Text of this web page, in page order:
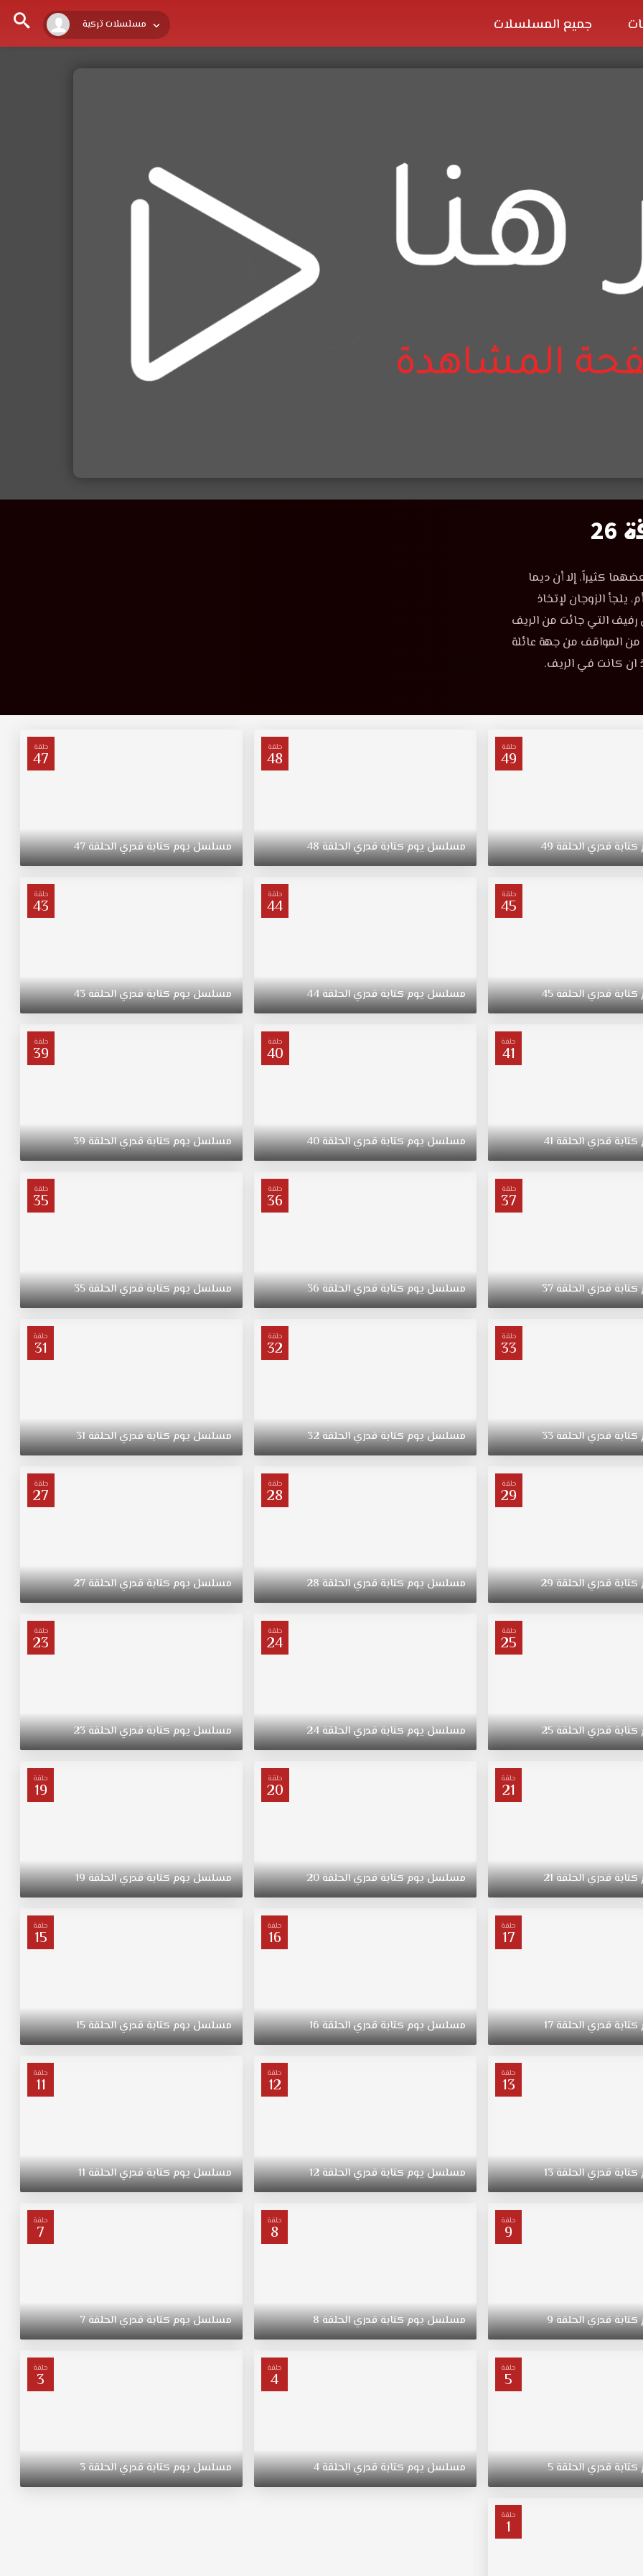
مسلسلات تركية جميع المسلسلات
كثيراً، إلا أن ديما
الزوجان لإتخاذ
رفيف التي جائت من الريف
من المواقف من جهة عائلة
ان كانت في الريف.
حلقة
49
كتابةقدريالحلقة49
حلقة
48
مسلسليومكتابةقدريالحلقة48
حلقة
47
مسلسليومكتابةقدريالحلقة47
حلقة
45
كتابةقدريالحلقة45
حلقة
44
مسلسليومكتابةقدريالحلقة44
حلقة
43
مسلسليومكتابةقدريالحلقة43
حلقة
41
كتابةقدريالحلقة41
حلقة
40
مسلسليومكتابةقدريالحلقة40
حلقة
39
مسلسليومكتابةقدريالحلقة39
حلقة
37
كتابةقدريالحلقة37
حلقة
36
مسلسليومكتابةقدريالحلقة36
حلقة
35
مسلسليومكتابةقدريالحلقة35
حلقة
33
كتابةقدريالحلقة33
حلقة
32
مسلسليومكتابةقدريالحلقة32
حلقة
31
مسلسليومكتابةقدريالحلقة31
حلقة
29
كتابةقدريالحلقة29
حلقة
28
مسلسليومكتابةقدريالحلقة28
حلقة
27
مسلسليومكتابةقدريالحلقة27
حلقة
25
كتابةقدريالحلقة25
حلقة
24
مسلسليومكتابةقدريالحلقة24
حلقة
23
مسلسليومكتابةقدريالحلقة23
حلقة
21
كتابةقدريالحلقة21
حلقة
20
مسلسليومكتابةقدريالحلقة20
حلقة
19
مسلسليومكتابةقدريالحلقة19
حلقة
17
كتابةقدريالحلقة17
حلقة
16
مسلسليومكتابةقدريالحلقة16
حلقة
15
مسلسليومكتابةقدريالحلقة15
حلقة
13
كتابةقدريالحلقة13
حلقة
12
مسلسليومكتابةقدريالحلقة12
حلقة
11
مسلسليومكتابةقدريالحلقة11
حلقة
9
كتابةقدريالحلقة9
حلقة
8
مسلسليومكتابةقدريالحلقة8
حلقة
7
مسلسليومكتابةقدريالحلقة7
حلقة
5
كتابةقدريالحلقة5
حلقة
4
مسلسليومكتابةقدريالحلقة4
حلقة
3
مسلسليومكتابةقدريالحلقة3
حلقة
1